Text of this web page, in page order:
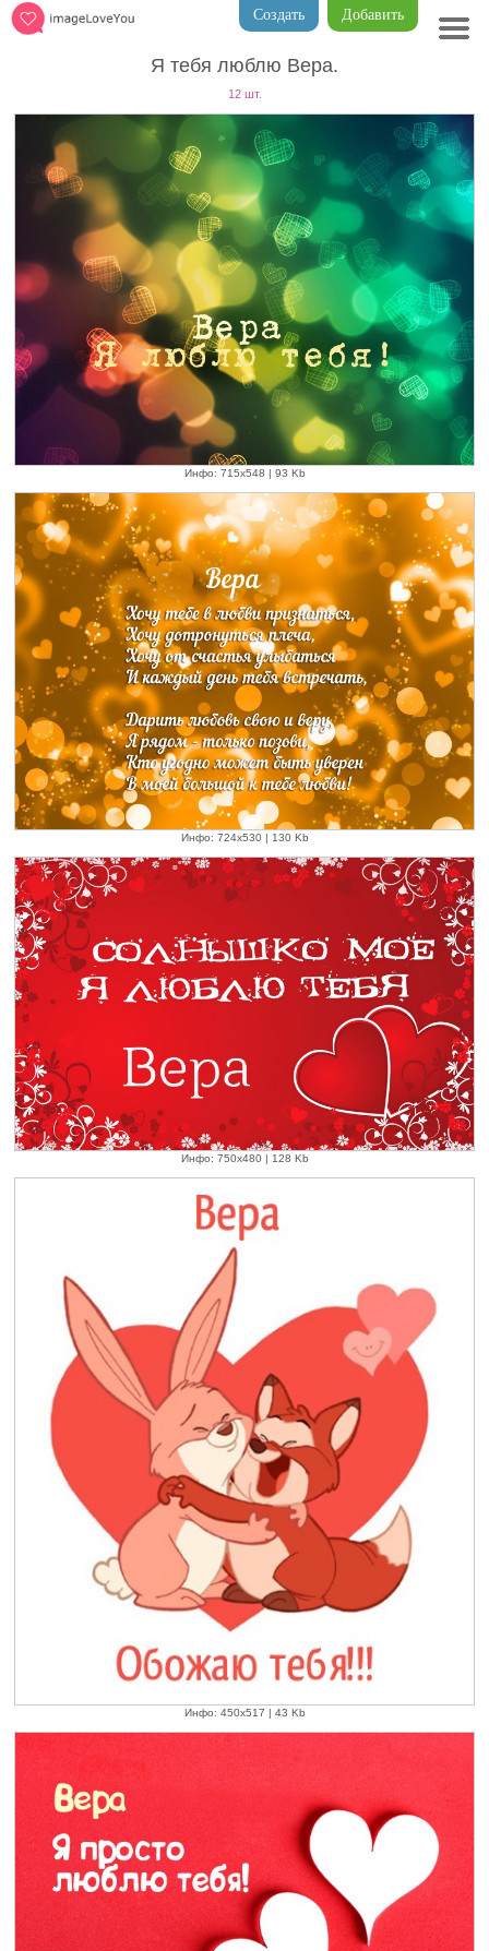
Добавить
Создать
Я тебя люблю Вера.
12 шт.
Инфо: 715х548 | 93 Kb
Инфо: 724х530 | 130 Kb
Инфо: 750х480 | 128 Kb
Инфо: 450х517 | 43 Kb